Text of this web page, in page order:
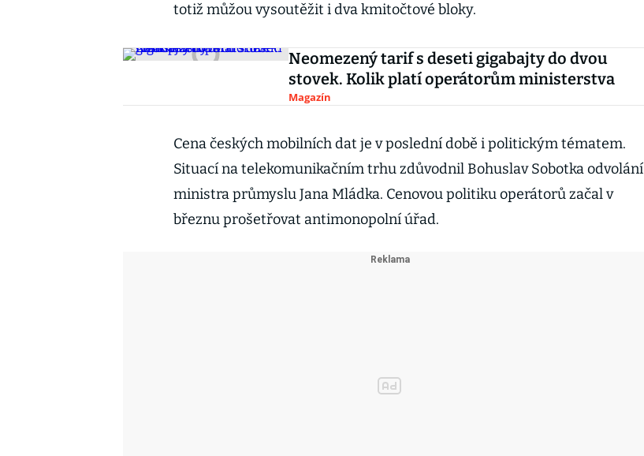
totiž můžou vysoutěžit i dva kmitočtové bloky.
Neomezený tarif s deseti gigabajty do dvou
stovek. Kolik platí operátorům ministerstva
Magazín
Cena českých mobilních dat je v poslední době i politickým tématem.
Situací na telekomunikačním trhu zdůvodnil Bohuslav Sobotka odvolání
ministra průmyslu Jana Mládka. Cenovou politiku operátorů začal v
březnu prošetřovat antimonopolní úřad.